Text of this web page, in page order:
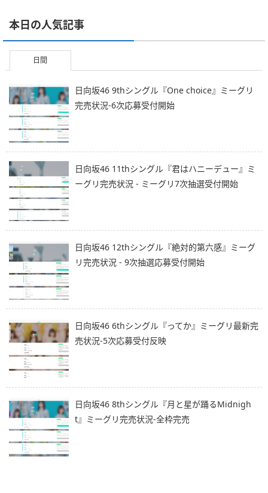
本日の人気記事
日間
日向坂46 9thシングル『One choice』ミーグリ
完売状況-6次応募受付開始
日向坂46 11thシングル『君はハニーデュー』ミ
ーグリ完売状況 - ミーグリ7次抽選受付開始
日向坂46 12thシングル『絶対的第六感』ミーグ
リ完売状況 - 9次抽選応募受付開始
日向坂46 6thシングル『ってか』ミーグリ最新完
売状況-5次応募受付反映
日向坂46 8thシングル『月と星が踊るMidnigh
t』ミーグリ完売状況-全枠完売